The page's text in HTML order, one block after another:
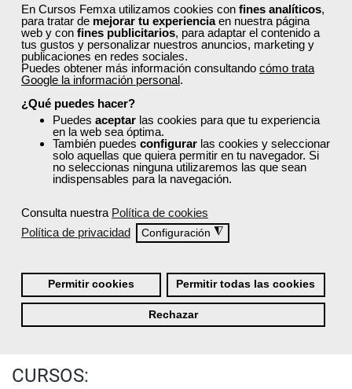
En Cursos Femxa utilizamos cookies con fines analíticos,
para tratar de mejorar tu experienciaen nuestra página
web y con fines publicitarios, para adaptar el contenido a
tus gustos y personalizar nuestros anuncios, marketing y
publicaciones en redes sociales.
Puedes obtener más información consultando cómo trata
Google la información personal.
¿Qué puedes hacer?
Puedes aceptar las cookies para que tu experiencia
en la web sea óptima.
También puedes configurar las cookies y seleccionar
solo aquellas que quiera permitir en tu navegador. Si
no seleccionas ninguna utilizaremos las que sean
indispensables para la navegación.
Consulta nuestra Política de cookies
Política de privacidad
Configuración ◮
Permitir cookies Permitir todas las cookies
Rechazar
Términos y condiciones
He leído y acepto la Política de Privacidad
Registrarse
Quiénes Somos:
Especialistas en consultoría y formación para el empleo
Nuestro objetivo diario es, única y exclusivamente, ayudarte a
conseguir tus metas profesionales ofreciéndote los mejores
CURSOS: